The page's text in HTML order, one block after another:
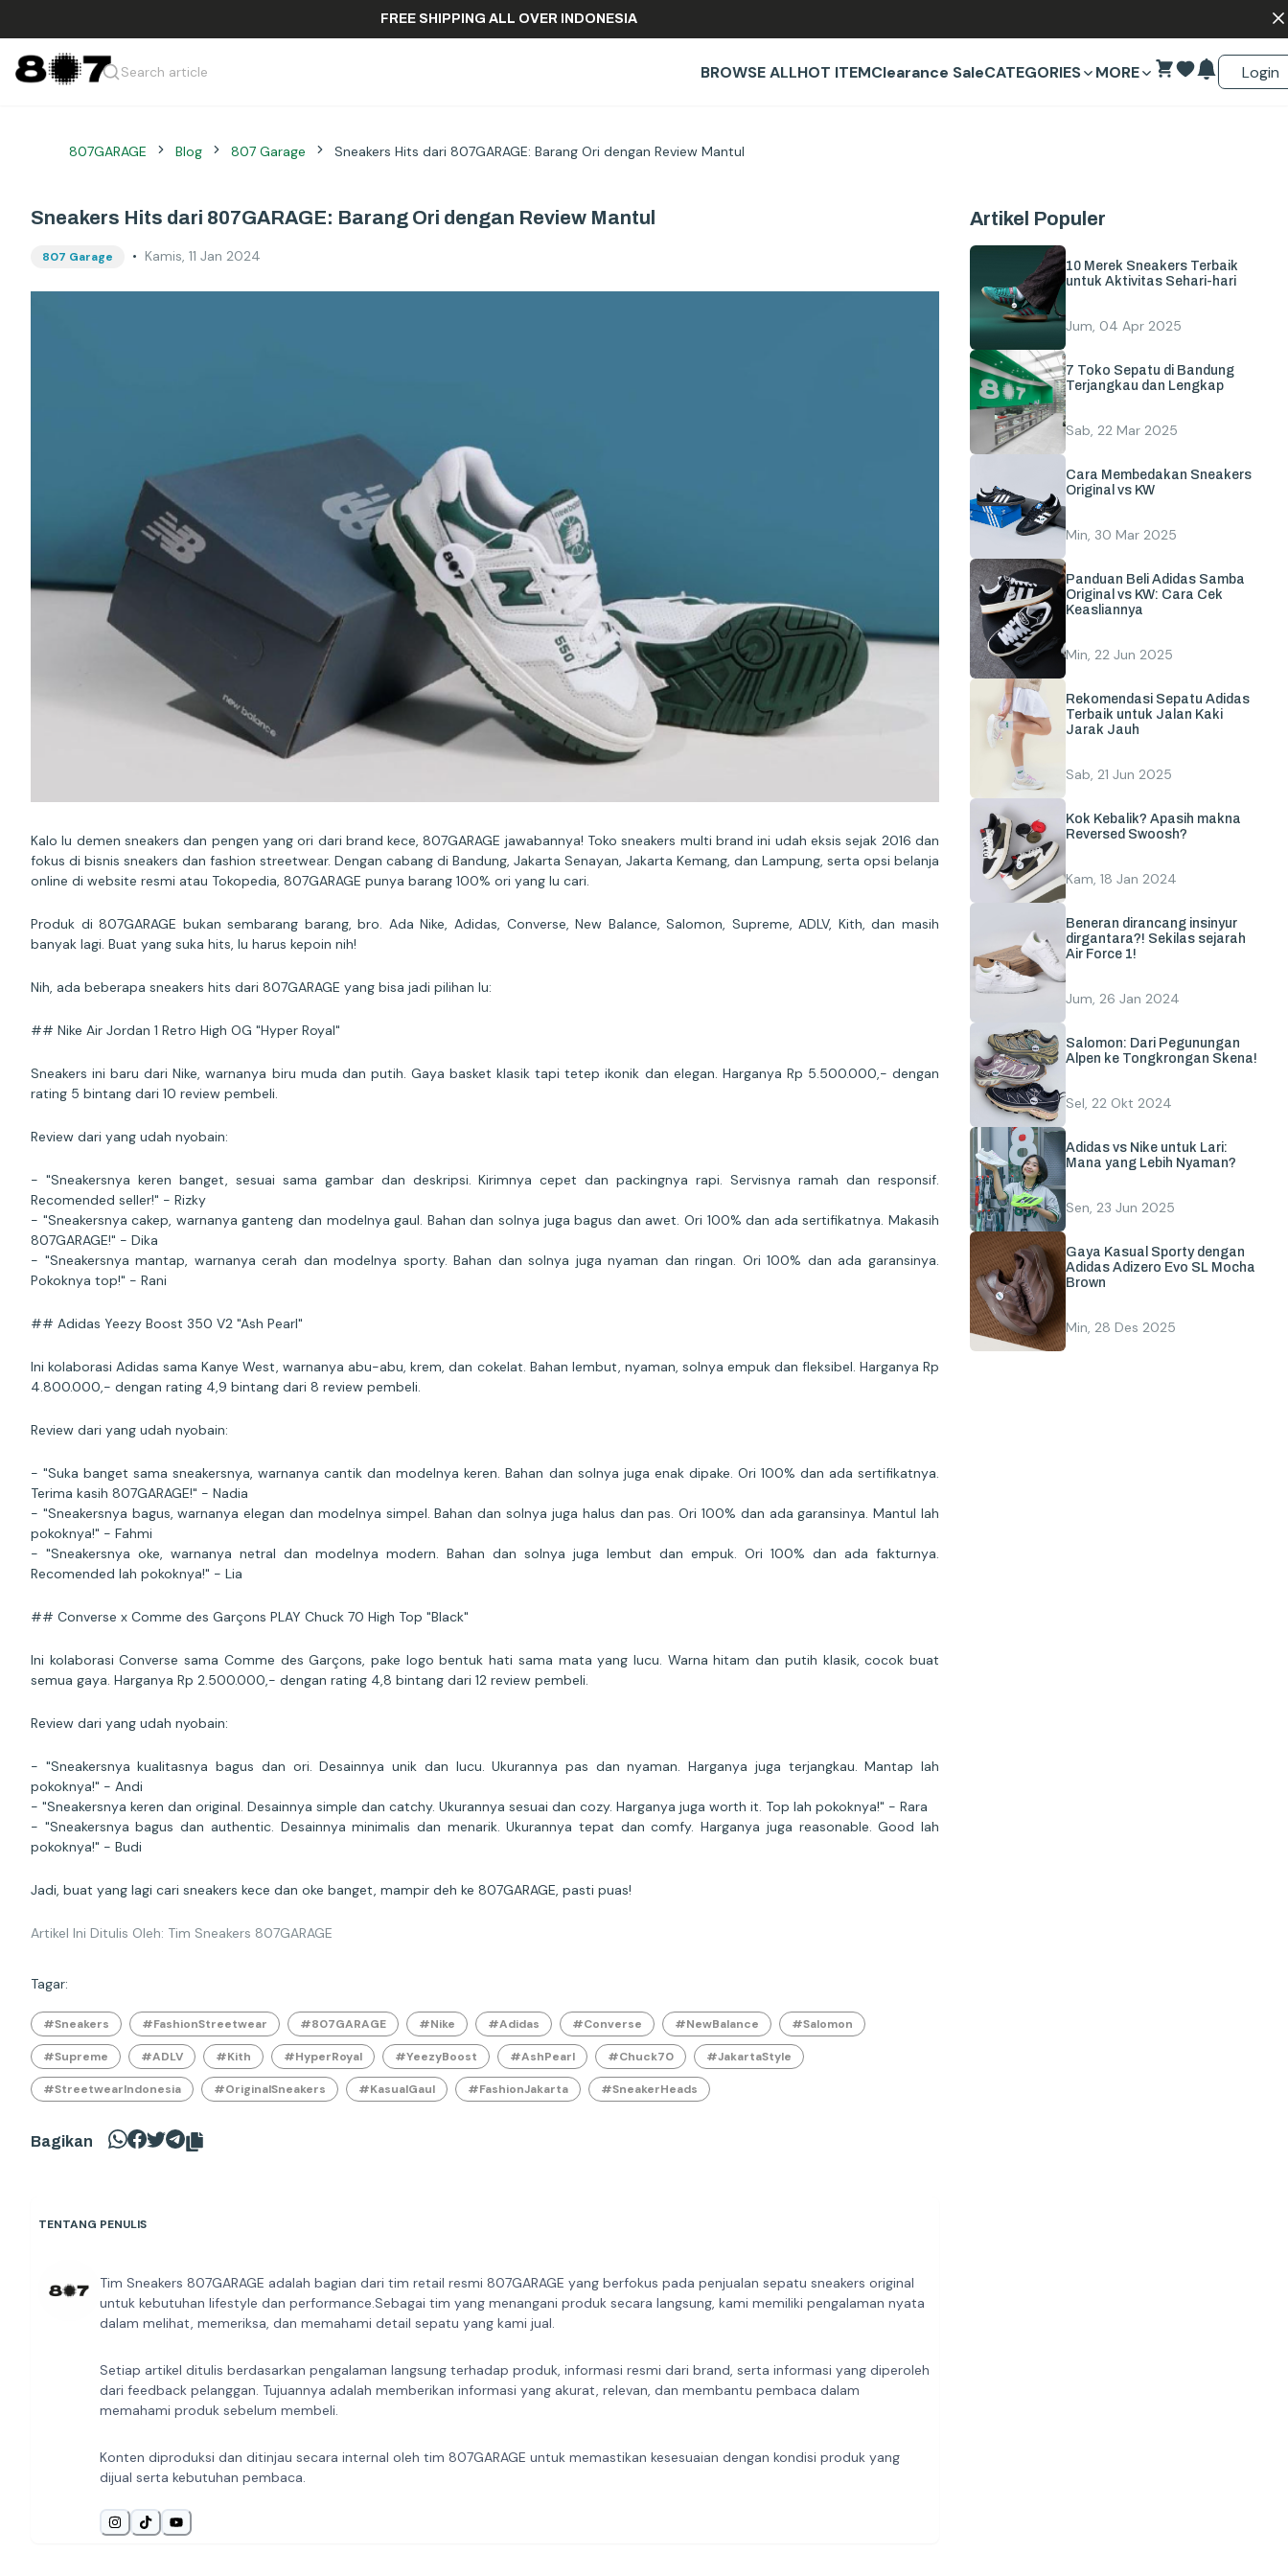
FREE SHIPPING ALL OVER INDONESIA
Search article BROWSE ALLHOT ITEMClearance SaleCATEGORIES MORE Login
807GARAGE Blog 807 Garage Sneakers Hits dari 807GARAGE: Barang Ori dengan Review Mantul
Sneakers Hits dari 807GARAGE: Barang Ori dengan Review Mantul
807 Garage • Kamis, 11 Jan 2024
Kalo lu demen sneakers dan pengen yang ori dari brand kece, 807GARAGE jawabannya! Toko sneakers multi brand ini udah eksis sejak 2016 dan
fokus di bisnis sneakers dan fashion streetwear. Dengan cabang di Bandung, Jakarta Senayan, Jakarta Kemang, dan Lampung, serta opsi belanja
online di website resmi atau Tokopedia, 807GARAGE punya barang 100% ori yang lu cari.
Produk di 807GARAGE bukan sembarang barang, bro. Ada Nike, Adidas, Converse, New Balance, Salomon, Supreme, ADLV, Kith, dan masih
banyak lagi. Buat yang suka hits, lu harus kepoin nih!
Nih, ada beberapa sneakers hits dari 807GARAGE yang bisa jadi pilihan lu:
## Nike Air Jordan 1 Retro High OG "Hyper Royal"
Sneakers ini baru dari Nike, warnanya biru muda dan putih. Gaya basket klasik tapi tetep ikonik dan elegan. Harganya Rp 5.500.000,- dengan
rating 5 bintang dari 10 review pembeli.
Review dari yang udah nyobain:
- "Sneakersnya keren banget, sesuai sama gambar dan deskripsi. Kirimnya cepet dan packingnya rapi. Servisnya ramah dan responsif.
Recomended seller!" - Rizky
- "Sneakersnya cakep, warnanya ganteng dan modelnya gaul. Bahan dan solnya juga bagus dan awet. Ori 100% dan ada sertifikatnya. Makasih
807GARAGE!" - Dika
- "Sneakersnya mantap, warnanya cerah dan modelnya sporty. Bahan dan solnya juga nyaman dan ringan. Ori 100% dan ada garansinya.
Pokoknya top!" - Rani
## Adidas Yeezy Boost 350 V2 "Ash Pearl"
Ini kolaborasi Adidas sama Kanye West, warnanya abu-abu, krem, dan cokelat. Bahan lembut, nyaman, solnya empuk dan fleksibel. Harganya Rp
4.800.000,- dengan rating 4,9 bintang dari 8 review pembeli.
Review dari yang udah nyobain:
- "Suka banget sama sneakersnya, warnanya cantik dan modelnya keren. Bahan dan solnya juga enak dipake. Ori 100% dan ada sertifikatnya.
Terima kasih 807GARAGE!" - Nadia
- "Sneakersnya bagus, warnanya elegan dan modelnya simpel. Bahan dan solnya juga halus dan pas. Ori 100% dan ada garansinya. Mantul lah
pokoknya!" - Fahmi
- "Sneakersnya oke, warnanya netral dan modelnya modern. Bahan dan solnya juga lembut dan empuk. Ori 100% dan ada fakturnya.
Recomended lah pokoknya!" - Lia
## Converse x Comme des Garçons PLAY Chuck 70 High Top "Black"
Ini kolaborasi Converse sama Comme des Garçons, pake logo bentuk hati sama mata yang lucu. Warna hitam dan putih klasik, cocok buat
semua gaya. Harganya Rp 2.500.000,- dengan rating 4,8 bintang dari 12 review pembeli.
Review dari yang udah nyobain:
- "Sneakersnya kualitasnya bagus dan ori. Desainnya unik dan lucu. Ukurannya pas dan nyaman. Harganya juga terjangkau. Mantap lah
pokoknya!" - Andi
- "Sneakersnya keren dan original. Desainnya simple dan catchy. Ukurannya sesuai dan cozy. Harganya juga worth it. Top lah pokoknya!" - Rara
- "Sneakersnya bagus dan authentic. Desainnya minimalis dan menarik. Ukurannya tepat dan comfy. Harganya juga reasonable. Good lah
pokoknya!" - Budi
Jadi, buat yang lagi cari sneakers kece dan oke banget, mampir deh ke 807GARAGE, pasti puas!
Artikel Ini Ditulis Oleh: Tim Sneakers 807GARAGE
Tagar:
#Sneakers #FashionStreetwear #807GARAGE #Nike #Adidas #Converse #NewBalance #Salomon
#Supreme #ADLV #Kith #HyperRoyal #YeezyBoost #AshPearl #Chuck70 #JakartaStyle
#StreetwearIndonesia #OriginalSneakers #KasualGaul #FashionJakarta #SneakerHeads
Bagikan
TENTANG PENULIS
Tim Sneakers 807GARAGE adalah bagian dari tim retail resmi 807GARAGE yang berfokus pada penjualan sepatu sneakers original
untuk kebutuhan lifestyle dan performance.Sebagai tim yang menangani produk secara langsung, kami memiliki pengalaman nyata
dalam melihat, memeriksa, dan memahami detail sepatu yang kami jual.
Setiap artikel ditulis berdasarkan pengalaman langsung terhadap produk, informasi resmi dari brand, serta informasi yang diperoleh
dari feedback pelanggan. Tujuannya adalah memberikan informasi yang akurat, relevan, dan membantu pembaca dalam
memahami produk sebelum membeli.
Konten diproduksi dan ditinjau secara internal oleh tim 807GARAGE untuk memastikan kesesuaian dengan kondisi produk yang
dijual serta kebutuhan pembaca.
Artikel Populer
10 Merek Sneakers Terbaik
untuk Aktivitas Sehari-hari
Jum, 04 Apr 2025
7 Toko Sepatu di Bandung
Terjangkau dan Lengkap
Sab, 22 Mar 2025
Cara Membedakan Sneakers
Original vs KW
Min, 30 Mar 2025
Panduan Beli Adidas Samba
Original vs KW: Cara Cek
Keasliannya
Min, 22 Jun 2025
Rekomendasi Sepatu Adidas
Terbaik untuk Jalan Kaki
Jarak Jauh
Sab, 21 Jun 2025
Kok Kebalik? Apasih makna
Reversed Swoosh?
Kam, 18 Jan 2024
Beneran dirancang insinyur
dirgantara?! Sekilas sejarah
Air Force 1!
Jum, 26 Jan 2024
Salomon: Dari Pegunungan
Alpen ke Tongkrongan Skena!
Sel, 22 Okt 2024
Adidas vs Nike untuk Lari:
Mana yang Lebih Nyaman?
Sen, 23 Jun 2025
Gaya Kasual Sporty dengan
Adidas Adizero Evo SL Mocha
Brown
Min, 28 Des 2025